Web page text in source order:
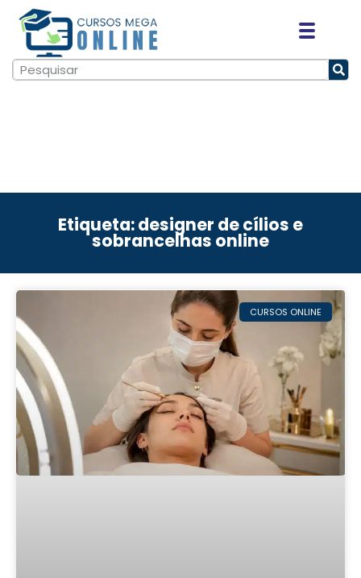
Etiqueta: designer de cílios e
sobrancelhas online
CURSOS ONLINE